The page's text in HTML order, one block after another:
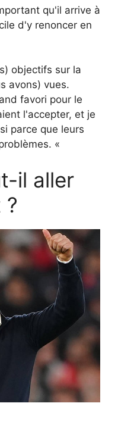
qu'il arrive à
d'y renoncer en
objectifs sur la
avons) vues.
favori pour le
l'accepter, et je
parce que leurs
«
il aller